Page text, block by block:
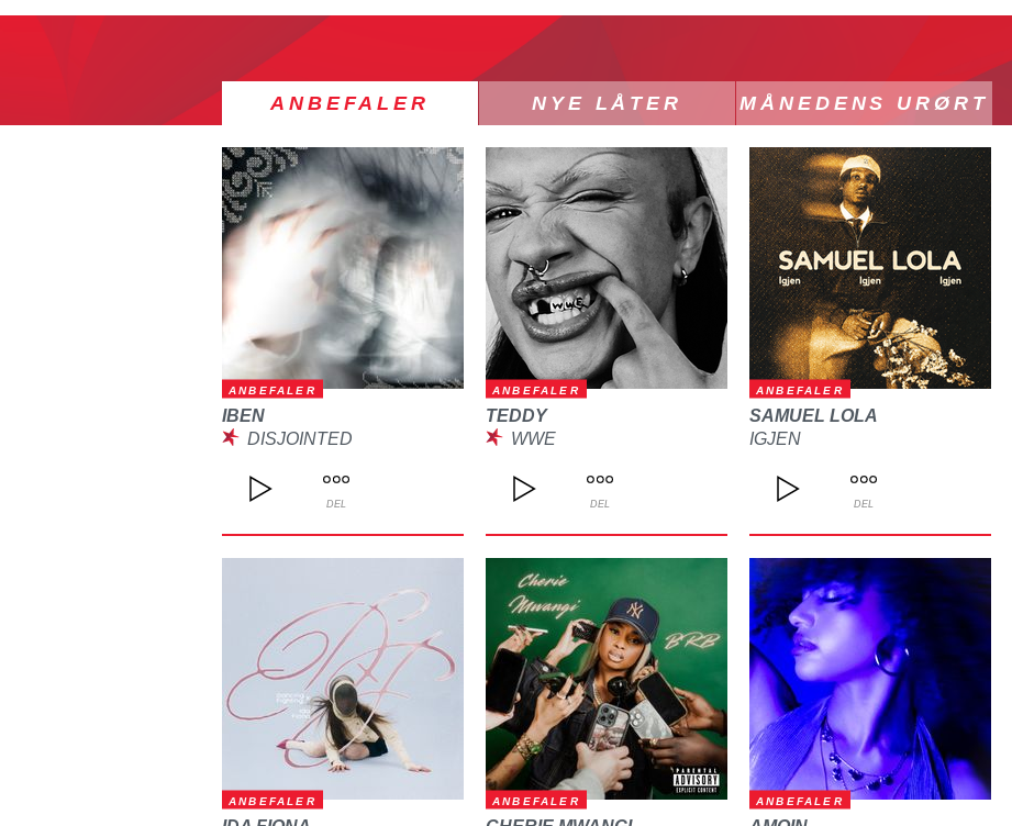
ANBEFALER NYE LÅTER MÅNEDENS URØRT
ANBEFALER
IBEN
DISJOINTED
DEL
ANBEFALER
TEDDY
WWE
DEL
ANBEFALER
SAMUEL LOLA
IGJEN
DEL
ANBEFALER ANBEFALER ANBEFALER